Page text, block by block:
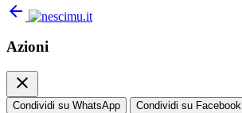
arrow_back
Azioni
close
Condividi su WhatsApp Condividi su Facebook